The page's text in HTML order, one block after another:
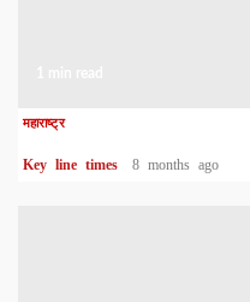
महाराष्ट्र
Key line times 8 months ago